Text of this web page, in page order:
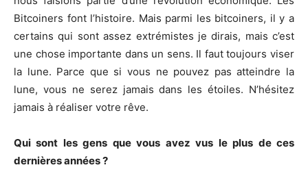
Bitcoiners font l’histoire. Mais parmi les bitcoiners, il y a
certains qui sont assez extrémistes je dirais, mais c’est
une chose importante dans un sens. Il faut toujours viser
la lune. Parce que si vous ne pouvez pas atteindre la
lune, vous ne serez jamais dans les étoiles. N’hésitez
jamais à réaliser votre rêve.
Qui sont les gens que vous avez vus le plus de ces
dernières années ?